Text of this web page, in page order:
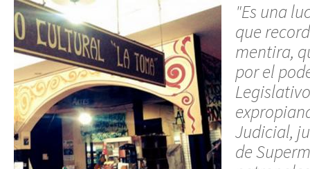
"Es una
que
mentira,
por el
Judicial,
de